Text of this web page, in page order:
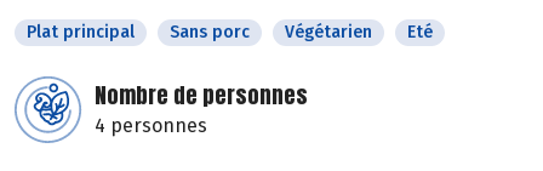
Plat principal Sans porc Végétarien Eté
Nombre de personnes
4 personnes